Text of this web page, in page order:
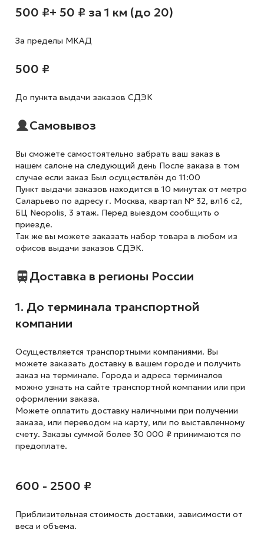
500 ₽+ 50 ₽ за 1 км (до 20)
За пределы МКАД
500 ₽
До пункта выдачи заказов СДЭК
Самовывоз
Вы сможете самостоятельно забрать ваш заказ в
нашем салоне на следующий день После заказа в том
случае если заказ Был осуществлён до 11:00
Пункт выдачи заказов находится в 10 минутах от метро
Саларьево по адресу г. Москва, квартал № 32, вл16 с2,
БЦ Neopolis, 3 этаж. Перед выездом сообщить о
приезде.
Так же вы можете заказать набор товара в любом из
офисов выдачи заказов СДЭК.
Доставка в регионы России
1. До терминала транспортной
компании
Осуществляется транспортными компаниями. Вы
можете заказать доставку в вашем городе и получить
заказ на терминале. Города и адреса терминалов
можно узнать на сайте транспортной компании или при
оформлении заказа.
Можете оплатить доставку наличными при получении
заказа, или переводом на карту, или по выставленному
счету. Заказы суммой более 30 000 ₽ принимаются по
предоплате.
600 - 2500 ₽
Приблизительная стоимость доставки, зависимости от
веса и объема.